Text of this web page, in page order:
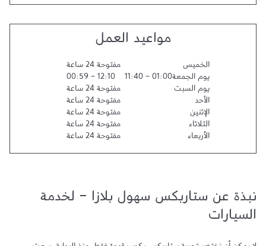
مواعيد العمل
الخميس
مفتوحة 24 ساعة
يوم الجمعة01:00
-
11:40
12:10
-
00:59
يوم السبت
مفتوحة 24 ساعة
الأحد
مفتوحة 24 ساعة
الإثنين
مفتوحة 24 ساعة
الثلاثاء
مفتوحة 24 ساعة
الأربعاء
مفتوحة 24 ساعة
نبذة عن ستاربكس سهول بلازا - لخدمة
السيارات